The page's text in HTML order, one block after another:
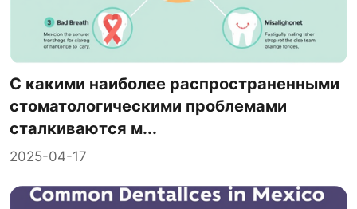
С какими наиболее распространенными
стоматологическими проблемами
сталкиваются м...
2025-04-17